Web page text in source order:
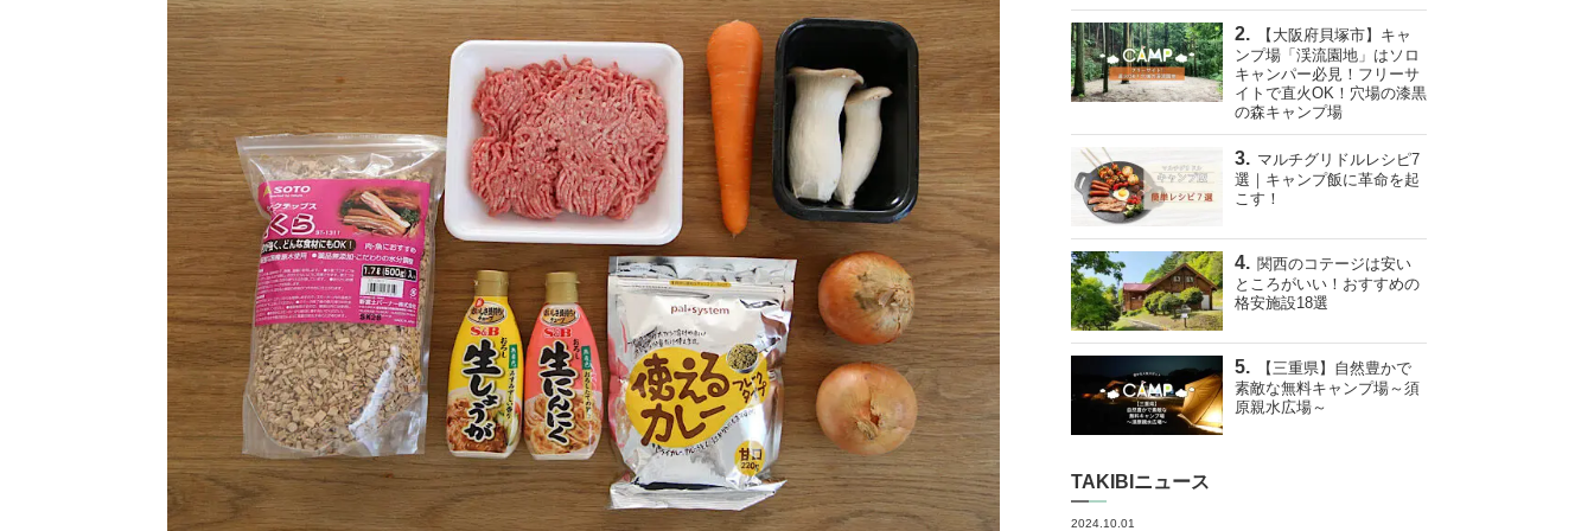
【大阪府貝塚市】キャ
ンプ場「渓流園地」はソロ
キャンパー必見！フリーサ
イトで直火OK！穴場の漆黒
の森キャンプ場
マルチグリドルレシピ7
選｜キャンプ飯に革命を起
こす！
関西のコテージは安い
ところがいい！おすすめの
格安施設18選
【三重県】自然豊かで
素敵な無料キャンプ場～須
原親水広場～
TAKIBIニュース
2024.10.01